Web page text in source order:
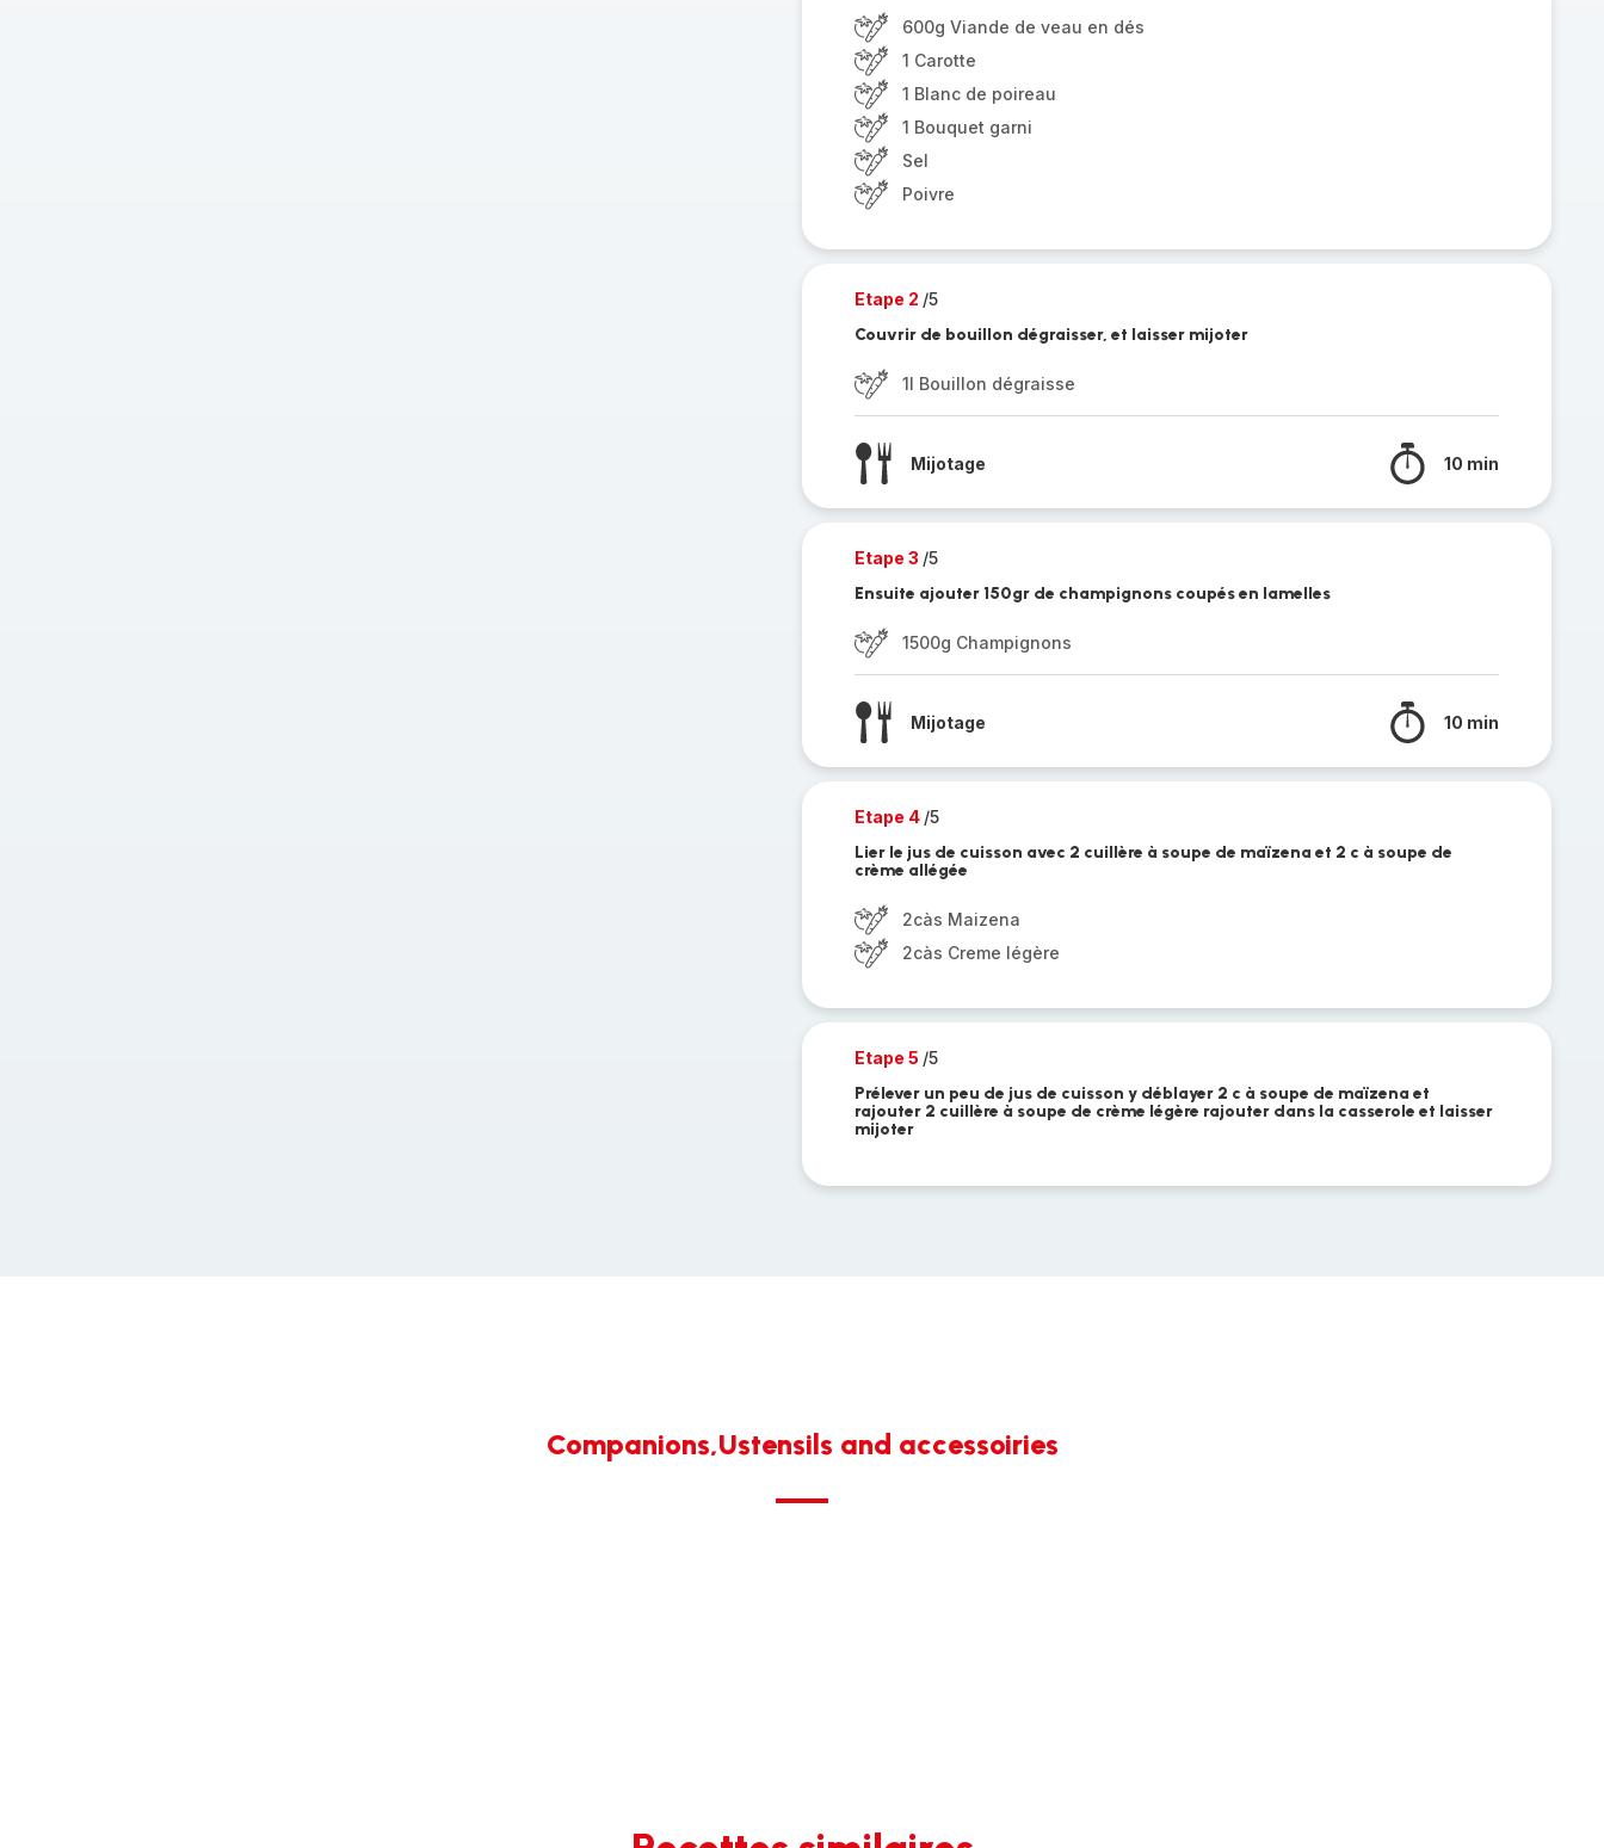
600g Viande de veau en dés
1 Carotte
1 Blanc de poireau
1 Bouquet garni
Sel
Poivre
Etape 2 /5
Couvrir de bouillon dégraisser, et laisser mijoter
1l Bouillon dégraisse
Mijotage 10 min
Etape 3 /5
Ensuite ajouter 150gr de champignons coupés en lamelles
1500g Champignons
Mijotage 10 min
Etape 4 /5
Lier le jus de cuisson avec 2 cuillère à soupe de maïzena et 2 c à soupe de
crème allégée
2càs Maizena
2càs Creme légère
Etape 5 /5
Prélever un peu de jus de cuisson y déblayer 2 c à soupe de maïzena et
rajouter 2 cuillère à soupe de crème légère rajouter dans la casserole et laisser
mijoter
Companions,Ustensils and accessoiries